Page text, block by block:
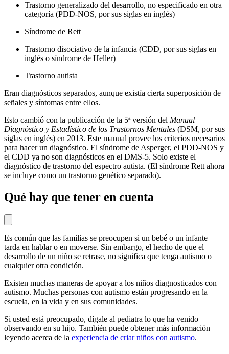
Trastorno generalizado del desarrollo, no especificado en otra
categoría (PDD-NOS, por sus siglas en inglés)
Síndrome de Rett
Trastorno disociativo de la infancia (CDD, por sus siglas en
inglés o síndrome de Heller)
Trastorno autista
Eran diagnósticos separados, aunque existía cierta superposición de
señales y síntomas entre ellos.
Esto cambió con la publicación de la 5ª versión del Manual
Diagnóstico y Estadístico de los Trastornos Mentales (DSM, por sus
siglas en inglés) en 2013. Este manual provee los criterios necesarios
para hacer un diagnóstico. El síndrome de Asperger, el PDD-NOS y
el CDD ya no son diagnósticos en el DMS-5. Solo existe el
diagnóstico de trastorno del espectro autista. (El síndrome Rett ahora
se incluye como un trastorno genético separado).
Qué hay que tener en cuenta
Es común que las familias se preocupen si un bebé o un infante
tarda en hablar o en moverse. Sin embargo, el hecho de que el
desarrollo de un niño se retrase, no significa que tenga autismo o
cualquier otra condición.
Existen muchas maneras de apoyar a los niños diagnosticados con
autismo. Muchas personas con autismo están progresando en la
escuela, en la vida y en sus comunidades.
Si usted está preocupado, dígale al pediatra lo que ha venido
observando en su hijo. También puede obtener más información
leyendo acerca de la experiencia de criar niños con autismo.